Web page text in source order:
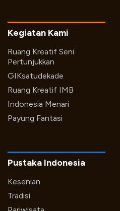
Kegiatan Kami
Ruang Kreatif Seni
Pertunjukkan
GIKsatudekade
Ruang Kreatif IMB
Indonesia Menari
Payung Fantasi
Pustaka Indonesia
Kesenian
Tradisi